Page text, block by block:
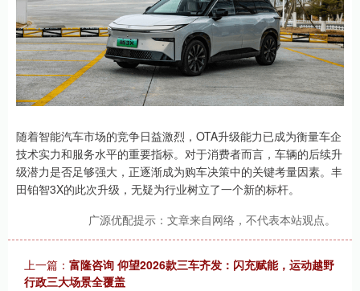
随着智能汽车市场的竞争日益激烈，OTA升级能力已成为衡量车企
技术实力和服务水平的重要指标。对于消费者而言，车辆的后续升
级潜力是否足够强大，正逐渐成为购车决策中的关键考量因素。丰
田铂智3X的此次升级，无疑为行业树立了一个新的标杆。
广源优配提示：文章来自网络，不代表本站观点。
上一篇： 富隆咨询 仰望2026款三车齐发：闪充赋能，运动越野
行政三大场景全覆盖